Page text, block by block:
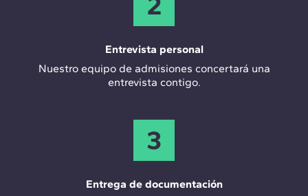
Entrevista personal
Nuestro equipo de admisiones concertará una
entrevista contigo.
3
Entrega de documentación